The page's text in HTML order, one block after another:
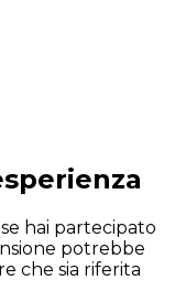
hai partecipato
potrebbe
che sia riferita